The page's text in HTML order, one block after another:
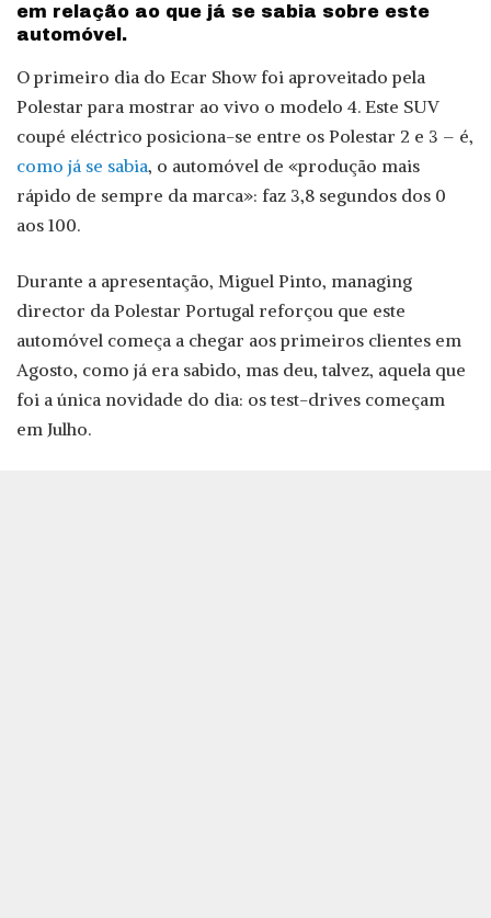
em relação ao que já se sabia sobre este
automóvel.
O primeiro dia do Ecar Show foi aproveitado pela
Polestar para mostrar ao vivo o modelo 4. Este SUV
coupé eléctrico posiciona-se entre os Polestar 2 e 3 – é,
como já se sabia, o automóvel de «produção mais
rápido de sempre da marca»: faz 3,8 segundos dos 0
aos 100.
Durante a apresentação, Miguel Pinto, managing
director da Polestar Portugal reforçou que este
automóvel começa a chegar aos primeiros clientes em
Agosto, como já era sabido, mas deu, talvez, aquela que
foi a única novidade do dia: os test-drives começam
em Julho.